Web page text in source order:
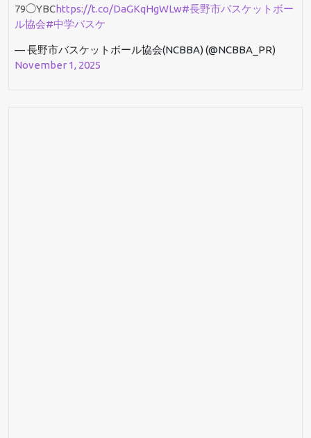
79◯YBChttps://t.co/DaGKqHgWLw#長野市バスケットボー
ル協会#中学バスケ
— 長野市バスケットボール協会(NCBBA) (@NCBBA_PR)
November 1, 2025